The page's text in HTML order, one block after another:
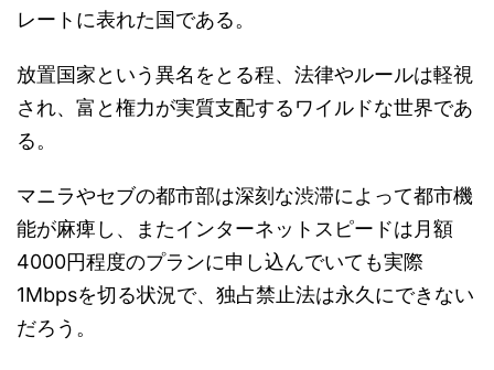
レートに表れた国である。
放置国家という異名をとる程、法律やルールは軽視
され、富と権力が実質支配するワイルドな世界であ
る。
マニラやセブの都市部は深刻な渋滞によって都市機
能が麻痺し、またインターネットスピードは月額
4000円程度のプランに申し込んでいても実際
1Mbpsを切る状況で、独占禁止法は永久にできない
だろう。